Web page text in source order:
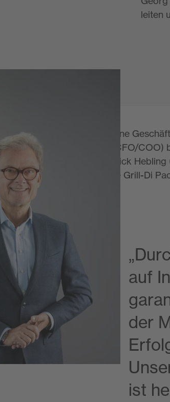
leiten
sich durch ihre eigene
und Sandra Hasslinger (CFO/
sports group wird von Patrick
die Filtral group von Nele Grill-Di
auf
der
ist